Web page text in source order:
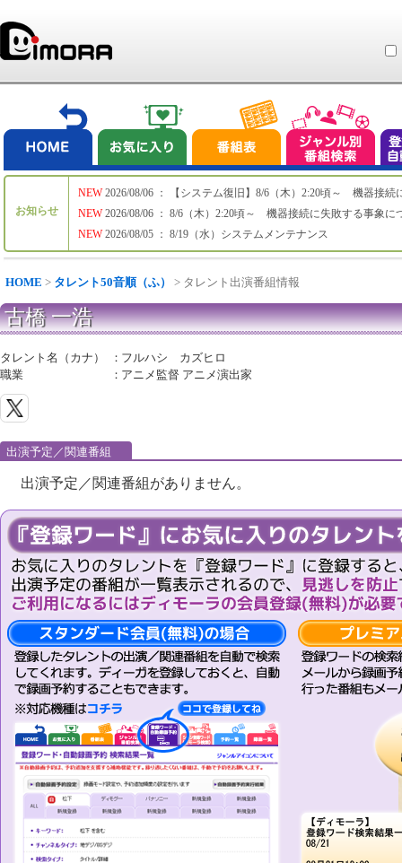
お知らせ
NEW
NEW
NEW
2026/08/06 ： 【システム復旧】8/6（木）2:20頃～ 機器接続
2026/08/06 ： 8/6（木）2:20頃～ 機器接続に失敗する事象に
2026/08/05 ： 8/19（水）システムメンテナンス
HOME > タレント50音順（ふ） > タレント出演番組情報
古橋 一浩
タレント名（カナ） ： フルハシ カズヒロ
職業
： アニメ監督 アニメ演出家
出演予定／関連番組
出演予定／関連番組がありません。